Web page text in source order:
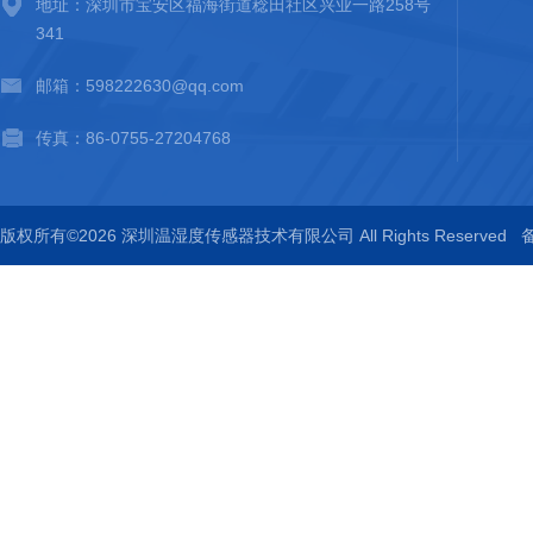
地址：深圳市宝安区福海街道稔田社区兴业一路258号
341
邮箱：598222630@qq.com
传真：86-0755-27204768
版权所有©2026 深圳温湿度传感器技术有限公司 All Rights Reserved